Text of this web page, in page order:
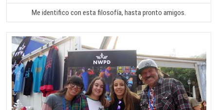
Me identifico con esta filosofía, hasta pronto amigos.